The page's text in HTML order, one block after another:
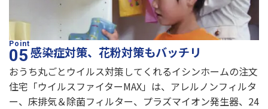
感染症対策、花粉対策もバッチリ
おうち丸ごとウイルス対策してくれるイシンホームの注文
住宅「ウイルスファイターMAX」は、アレルノンフィルタ
ー、床排気＆除菌フィルター、プラズマイオン発生器、24